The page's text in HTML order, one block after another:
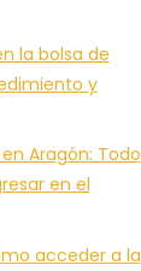
la bolsa de
y
Aragón: Todo
en el
acceder a la